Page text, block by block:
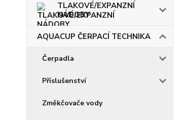
TLAKOVÉ/EXPANZNÍ
NÁDOBY
AQUACUP ČERPACÍ TECHNIKA
Čerpadla
Příslušenství
Změkčovače vody